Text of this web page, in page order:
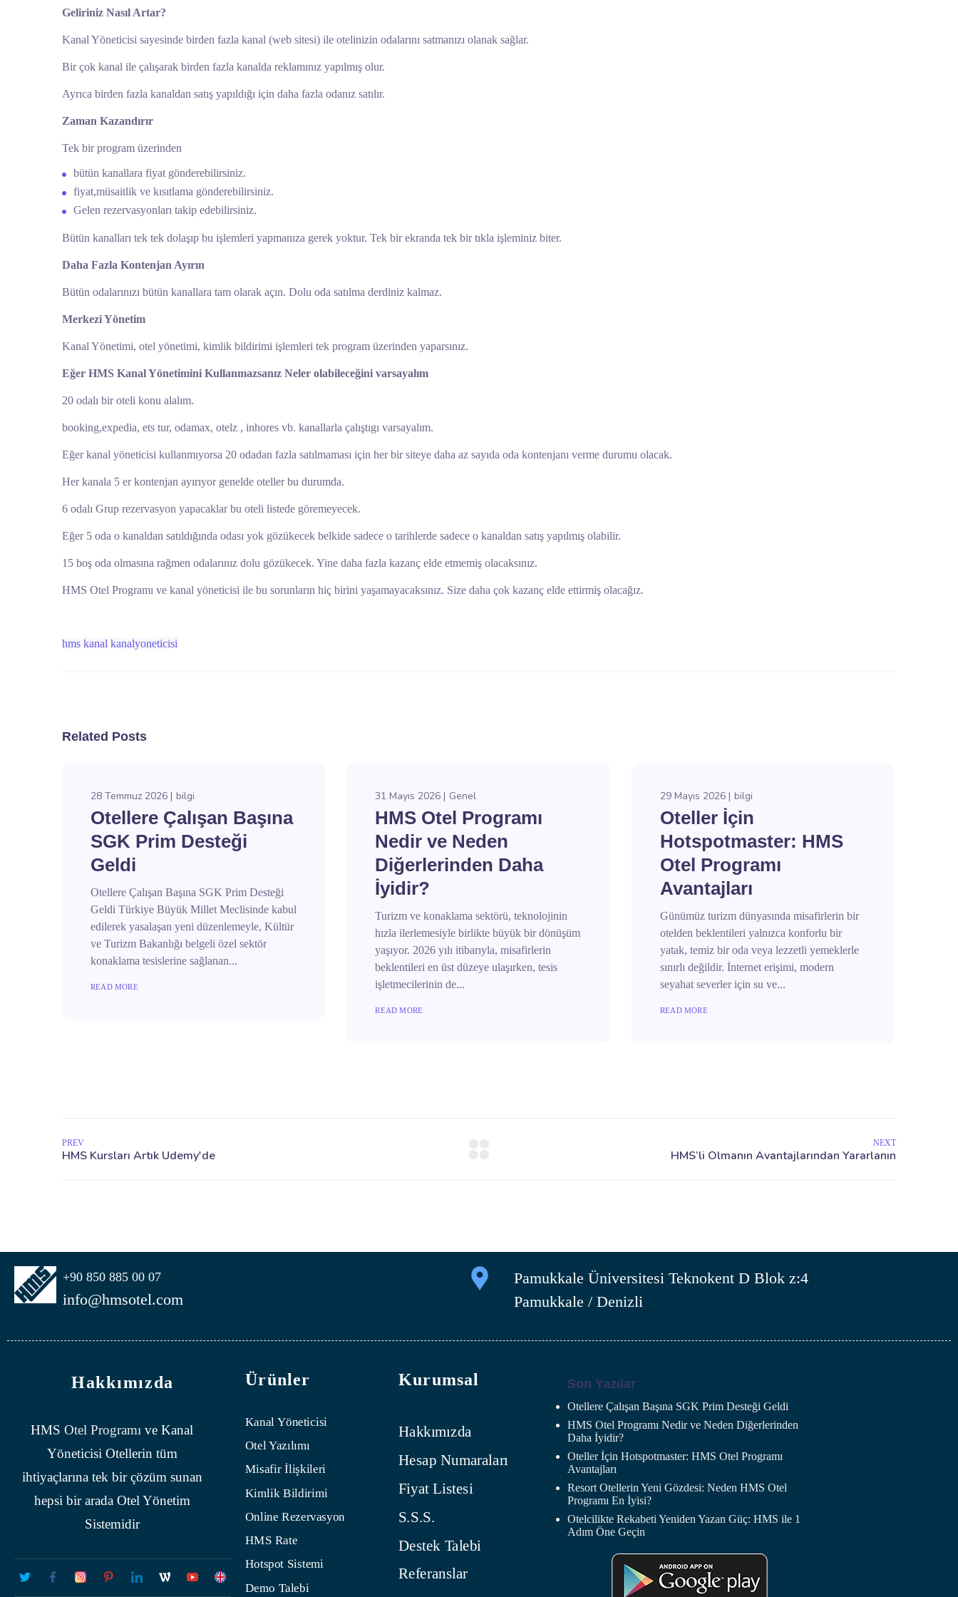
Geliriniz Nasıl Artar?
Kanal Yöneticisi sayesinde birden fazla kanal (web sitesi) ile otelinizin odalarını satmanızı olanak sağlar.
Bir çok kanal ile çalışarak birden fazla kanalda reklamınız yapılmış olur.
Ayrıca birden fazla kanaldan satış yapıldığı için daha fazla odanız satılır.
Zaman Kazandırır
Tek bir program üzerinden
bütün kanallara fiyat gönderebilirsiniz.
fiyat,müsaitlik ve kısıtlama gönderebilirsiniz.
Gelen rezervasyonları takip edebilirsiniz.
Bütün kanalları tek tek dolaşıp bu işlemleri yapmanıza gerek yoktur. Tek bir ekranda tek bir tıkla işleminiz biter.
Daha Fazla Kontenjan Ayırın
Bütün odalarınızı bütün kanallara tam olarak açın. Dolu oda satılma derdiniz kalmaz.
Merkezi Yönetim
Kanal Yönetimi, otel yönetimi, kimlik bildirimi işlemleri tek program üzerinden yaparsınız.
Eğer HMS Kanal Yönetimini Kullanmazsanız Neler olabileceğini varsayalım
20 odalı bir oteli konu alalım.
booking,expedia, ets tur, odamax, otelz , inhores vb. kanallarla çalıştıgı varsayalım.
Eğer kanal yöneticisi kullanmıyorsa 20 odadan fazla satılmaması için her bir siteye daha az sayıda oda kontenjanı verme durumu olacak.
Her kanala 5 er kontenjan ayırıyor genelde oteller bu durumda.
6 odalı Grup rezervasyon yapacaklar bu oteli listede göremeyecek.
Eğer 5 oda o kanaldan satıldığında odası yok gözükecek belkide sadece o tarihlerde sadece o kanaldan satış yapılmış olabilir.
15 boş oda olmasına rağmen odalarınız dolu gözükecek. Yine daha fazla kazanç elde etmemiş olacaksınız.
HMS Otel Programı ve kanal yöneticisi ile bu sorunların hiç birini yaşamayacaksınız. Size daha çok kazanç elde ettirmiş olacağız.
hms kanal kanalyoneticisi
Related Posts
28 Temmuz 2026 bilgi
Otellere Çalışan Başına
SGK Prim Desteği
Geldi
Otellere Çalışan Başına SGK Prim Desteği
Geldi Türkiye Büyük Millet Meclisinde kabul
edilerek yasalaşan yeni düzenlemeyle, Kültür
ve Turizm Bakanlığı belgeli özel sektör
konaklama tesislerine sağlanan...
READ MORE
31 Mayıs 2026 Genel
HMS Otel Programı
Nedir ve Neden
Diğerlerinden Daha
İyidir?
Turizm ve konaklama sektörü, teknolojinin
hızla ilerlemesiyle birlikte büyük bir dönüşüm
yaşıyor. 2026 yılı itibarıyla, misafirlerin
beklentileri en üst düzeye ulaşırken, tesis
işletmecilerinin de...
READ MORE
29 Mayıs 2026 bilgi
Oteller İçin
Hotspotmaster: HMS
Otel Programı
Avantajları
Günümüz turizm dünyasında misafirlerin bir
otelden beklentileri yalnızca konforlu bir
yatak, temiz bir oda veya lezzetli yemeklerle
sınırlı değildir. İnternet erişimi, modern
seyahat severler için su ve...
READ MORE
PREV NEXT
+90 850 885 00 07
info@hmsotel.com
Pamukkale Üniversitesi Teknokent D Blok z:4
Pamukkale / Denizli
Hakkımızda
HMSOtel Programı ve Kanal
Yöneticisi Otellerin tüm
ihtiyaçlarına tek bir çözüm sunan
hepsi bir arada Otel Yönetim
Sistemidir
Ürünler
Kanal Yöneticisi
Otel Yazılımı
Misafir İlişkileri
Kimlik Bildirimi
Online Rezervasyon
HMS Rate
Hotspot Sistemi
Demo Talebi
Kurumsal
Hakkımızda
Hesap Numaraları
Fiyat Listesi
S.S.S.
Destek Talebi
Referanslar
Son Yazılar
Otellere Çalışan Başına SGK Prim Desteği Geldi
HMS Otel Programı Nedir ve Neden Diğerlerinden
Daha İyidir?
Oteller İçin Hotspotmaster: HMS Otel Programı
Avantajları
Resort Otellerin Yeni Gözdesi: Neden HMS Otel
Programı En İyisi?
Otelcilikte Rekabeti Yeniden Yazan Güç: HMS ile 1
Adım Öne Geçin